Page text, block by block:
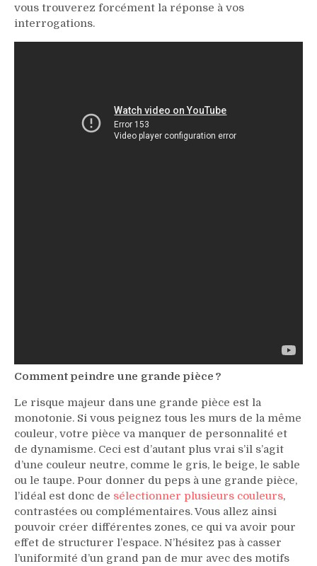
vous trouverez forcément la réponse à vos
interrogations.
Comment peindre une grande pièce ?
Le risque majeur dans une grande pièce est la
monotonie. Si vous peignez tous les murs de la même
couleur, votre pièce va manquer de personnalité et
de dynamisme. Ceci est d’autant plus vrai s’il s’agit
d’une couleur neutre, comme le gris, le beige, le sable
ou le taupe. Pour donner du peps à une grande pièce,
l’idéal est donc de sélectionner plusieurs couleurs,
contrastées ou complémentaires. Vous allez ainsi
pouvoir créer différentes zones, ce qui va avoir pour
effet de structurer l’espace. N’hésitez pas à casser
l’uniformité d’un grand pan de mur avec des motifs